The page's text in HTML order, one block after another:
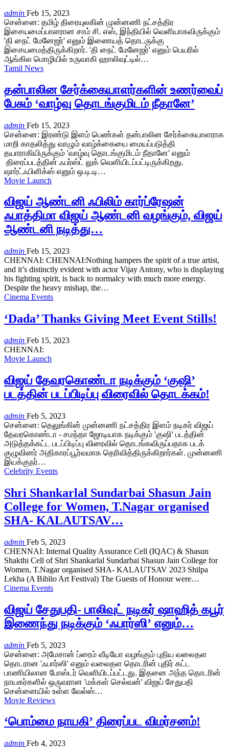
admin Feb 15, 2023
சென்னை: தமிழ் திரையுலகின் முன்னணி நட்சத்திர
இசையமைப்பாளரான சாம் சி. எஸ், இந்தியில் வெளியாகவிருக்கும்
'தி நைட் மேனேஜர்' எனும் இணையத் தொடருக்கு
இசையமைத்திருக்கிறார். 'தி நைட் மேனேஜர்' எனும் பெயரில்
ஆங்கில மொழியில் உருவாகி ஹாலிவுட்டில்…
Tamil News
தன்பாலின சேர்க்கையாளர்களின் உணர்வைப்
பேசும் ‘வாழ்வு தொடங்குமிடம் நீதானே’
admin Feb 15, 2023
சென்னை: இரண்டு இளம் பெண்கள் தன்பாலின சேர்க்கையாளராக
மாறி காதலித்து வாழும் வாழ்க்கையை மையப்படுத்தி
தயாராகியிருக்கும் 'வாழ்வு தொடங்குமிடம் நீதானே' எனும்
திரைப்படத்தின் ஃபர்ஸ்ட் லுக் வெளியிடப்பட்டிருக்கிறது.
ஷார்ட்ஃபிளிக்ஸ் எனும் ஒ.டி.டி…
Movie Launch
விஜய் ஆண்டனி ஃபிலிம் கார்ப்ரேஷன்
ஃபாத்திமா விஜய் ஆண்டனி வழங்கும், விஜய்
ஆண்டனி நடித்து…
admin Feb 15, 2023
CHENNAI: CHENNAI:Nothing hampers the spirit of a true artist,
and it’s distinctly evident with actor Vijay Antony, who is displaying
his fighting spirit, is back to normalcy with much more energy.
Despite the heavy mishap, the…
Cinema Events
‘Dada’ Thanks Giving Meet Event Stills!
admin Feb 15, 2023
CHENNAI:
Movie Launch
விஜய் தேவரகொண்டா நடிக்கும் ‘குஷி’
படத்தின் படப்பிடிப்பு விரைவில் தொடக்கம்!
admin Feb 5, 2023
சென்னை: தெலுங்கின் முன்னணி நட்சத்திர இளம் நடிகர் விஜய்
தேவரகொண்டா - சமந்தா ஜோடியாக நடிக்கும் 'குஷி' படத்தின்
அடுத்தக்கட்ட படப்பிடிப்பு விரைவில் தொடங்கவிருப்பதாக படக்
குழுவினர் அதிகாரப்பூர்வமாக தெரிவித்திருக்கிறார்கள். முன்னணி
இயக்குநர்…
Celebrity Events
Shri Shankarlal Sundarbai Shasun Jain
College for Women, T.Nagar organised
SHA- KALAUTSAV…
admin Feb 5, 2023
CHENNAI: Internal Quality Assurance Cell (IQAC) & Shasun
Shakthi Cell of Shri Shankarlal Sundarbai Shasun Jain College for
Women, T.Nagar organised SHA- KALAUTSAV 2023 Shilpa
Lekha (A Biblio Art Festival) The Guests of Honour were…
Cinema Events
விஜய் சேதுபதி- பாலிவுட் நடிகர் ஷாஹித் கபூர்
இணைந்து நடிக்கும் ‘ஃபார்ஸி’ எனும்…
admin Feb 5, 2023
சென்னை: அமேசான் ப்ரைம் வீடியோ வழங்கும் புதிய வலைதள
தொடரான 'ஃபார்ஸி' எனும் வலைதள தொடரின் புதிர் கட்ட
பாணியிலான போஸ்டர் வெளியிடப்பட்டது. இதனை அந்த தொடரின்
நாயகர்களில் ஒருவரான 'மக்கள் செல்வன்' விஜய் சேதுபதி
சென்னையில் உள்ள வேல்ஸ்…
Movie Reviews
‘பொம்மை நாயகி’ திரைப்பட விமர்சனம்!
admin Feb 4, 2023